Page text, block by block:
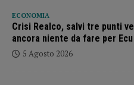
ECONOMIA
Crisi Realco, salvi tre punti
ancora niente da fare per
5 Agosto 2026